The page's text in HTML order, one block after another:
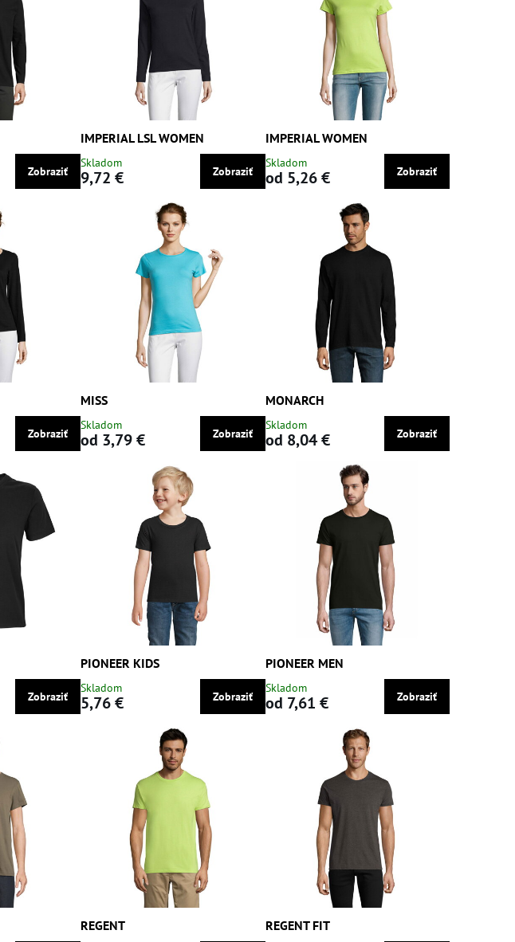
Zobraziť
IMPERIAL LSL WOMEN
Skladom
9,72 € Zobraziť
IMPERIAL WOMEN
Skladom
od 5,26 € Zobraziť
Zobraziť
MISS
Skladom
od 3,79 € Zobraziť
MONARCH
Skladom
od 8,04 € Zobraziť
Zobraziť
PIONEER KIDS
Skladom
5,76 € Zobraziť
PIONEER MEN
Skladom
od 7,61 € Zobraziť
REGENT REGENT FIT